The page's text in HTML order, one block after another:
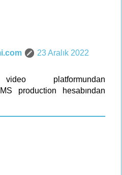
23 Aralık 2022
platformundan
production hesabından